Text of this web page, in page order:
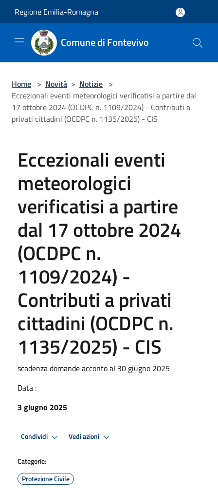
Regione Emilia-Romagna
Comune di Fontevivo
Home > Novità > Notizie >
Eccezionali eventi meteorologici verificatisi a partire dal
17 ottobre 2024 (OCDPC n. 1109/2024) - Contributi a
privati cittadini (OCDPC n. 1135/2025) - CIS
Eccezionali eventi
meteorologici
verificatisi a partire
dal 17 ottobre 2024
(OCDPC n.
1109/2024) -
Contributi a privati
cittadini (OCDPC n.
1135/2025) - CIS
scadenza domande acconto al 30 giugno 2025
Data :
3 giugno 2025
Condividi Vedi azioni
Categorie:
Protezione Civile